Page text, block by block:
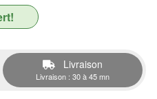
Livraison
Livraison : 30 à 45 mn